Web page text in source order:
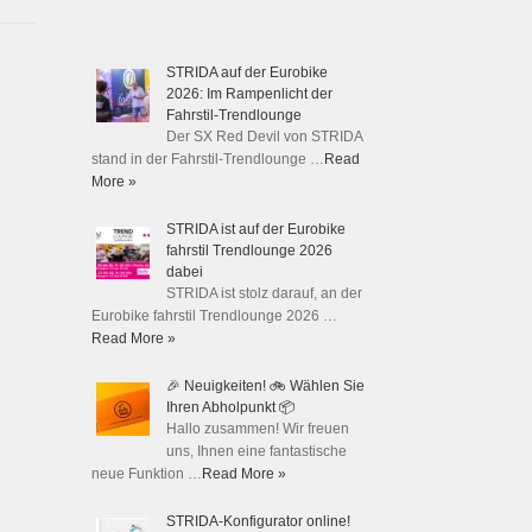
STRIDA auf der Eurobike
2026: Im Rampenlicht der
Fahrstil-Trendlounge
Der SX Red Devil von STRIDA
stand in der Fahrstil-Trendlounge … Read
More »
STRIDA ist auf der Eurobike
fahrstil Trendlounge 2026
dabei
STRIDA ist stolz darauf, an der
Eurobike fahrstil Trendlounge 2026 …
Read More »
🎉 Neuigkeiten! 🚲 Wählen Sie
Ihren Abholpunkt 📦
Hallo zusammen! Wir freuen
uns, Ihnen eine fantastische
neue Funktion … Read More »
STRIDA-Konfigurator online!